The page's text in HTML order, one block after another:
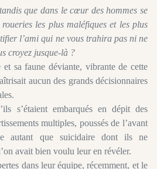
que dans le cœur des hommes se
les plus maléfiques et les plus
l’ami qui ne vous trahira pas ni ne
croyez jusque-là ?
sa faune déviante, vibrante de cette
aucun des grands décisionnaires
s’étaient embarqués en dépit des
multiples, poussés de l’avant
autant que suicidaire dont ils ne
avait bien voulu leur en révéler.
dans leur équipe, récemment, et le